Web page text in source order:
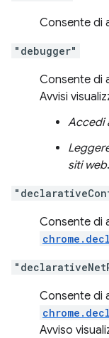
Consente di
"debugger"
Consente di
Avvisi
Accedi
siti web.
Consente di
Consente di
Avviso